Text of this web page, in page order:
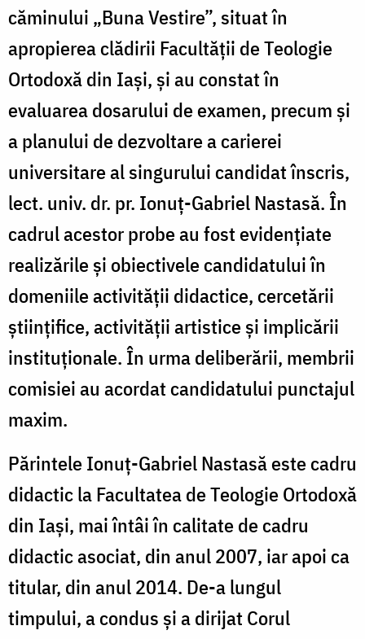
căminului „Buna Vestire”, situat în
apropierea clădirii Facultății de Teologie
Ortodoxă din Iași, și au constat în
evaluarea dosarului de examen, precum și
a planului de dezvoltare a carierei
universitare al singurului candidat înscris,
lect. univ. dr. pr. Ionuț-Gabriel Nastasă. În
cadrul acestor probe au fost evidențiate
realizările și obiectivele candidatului în
domeniile activității didactice, cercetării
științifice, activității artistice și implicării
instituționale. În urma deliberării, membrii
comisiei au acordat candidatului punctajul
maxim.
Părintele Ionuț-Gabriel Nastasă este cadru
didactic la Facultatea de Teologie Ortodoxă
din Iași, mai întâi în calitate de cadru
didactic asociat, din anul 2007, iar apoi ca
titular, din anul 2014. De-a lungul
timpului, a condus și a dirijat Corul